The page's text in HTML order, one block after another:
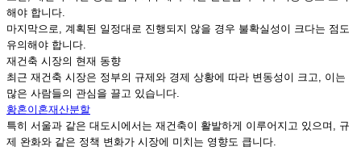
해야 합니다.
마지막으로, 계획된 일정대로 진행되지 않을 경우 불확실성이 크다는 점도
유의해야 합니다.
재건축 시장의 현재 동향
최근 재건축 시장은 정부의 규제와 경제 상황에 따라 변동성이 크고, 이는
많은 사람들의 관심을 끌고 있습니다.
황혼이혼재산분할
특히 서울과 같은 대도시에서는 재건축이 활발하게 이루어지고 있으며, 규
제 완화와 같은 정책 변화가 시장에 미치는 영향도 큽니다.